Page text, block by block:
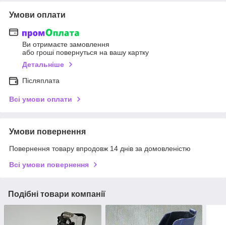
Умови оплати
Ви отримаєте замовлення
або гроші повернуться на вашу картку
Детальніше
Післяплата
Всі умови оплати
Умови повернення
Повернення товару впродовж 14 днів за домовленістю
Всі умови повернення
Подібні товари компанії